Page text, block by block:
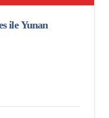
ile Yunan